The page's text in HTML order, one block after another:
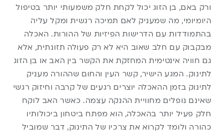
ורק באם, בן הזוג יכול לקחת חלק משמעותי יותר בטיפול
היומיומי, מה שמעניק לאם תמיכה רגשית ומקל עליה
בהתמודדות עם הדרישות הפיזיות של ההורות. האכלה
מבקבוק עם חלב שאוב היא לא רק פעולה תזונתית, אלא
גם חוויה אינטימית המחזקת את הקשר בין האב או בן הזוג
לתינוק. המגע הישיר, קשר העין והחום שההורה מעניק
לתינוק בזמן ההאכלה יוצרים רגעים של קרבה וחיזוק רגשי
שאינם נופלים מחוויית ההנקה עצמה. כאשר האב לוקח
חלק פעיל יותר בהאכלה, הוא מפתח ביטחון ביכולותיו
כהורה ולומד לקרוא את צרכיו של התינוק, דבר שמוביל